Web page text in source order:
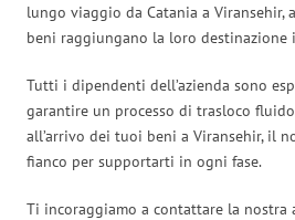
lungo viaggio da Catania a Viransehir,
beni raggiungano la loro
Tutti i dipendenti dell’azienda sono
garantire un processo di trasloco
all’arrivo dei tuoi beni a Viransehir, il
fianco per supportarti in ogni fase.
Ti incoraggiamo a contattare la nostra